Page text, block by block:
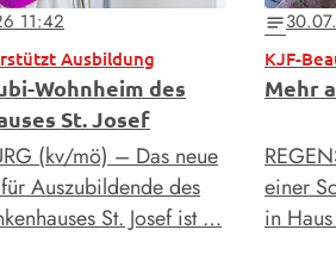
11:42
Ausbildung
Wohnheim des
St. Josef
(kv/mö) – Das neue
Auszubildende des
St. Josef ist …
notes
KJF-
Mehr
einer
in